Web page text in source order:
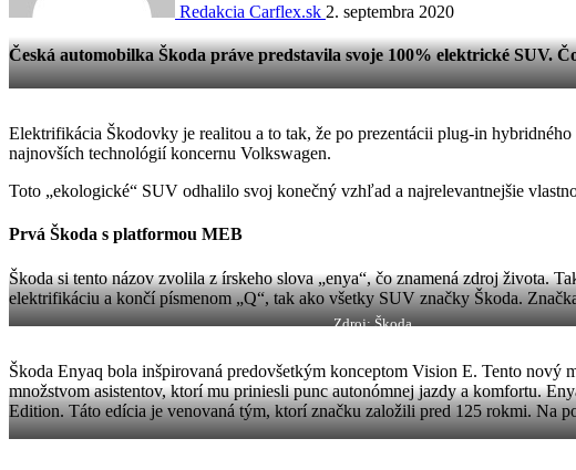
Redakcia Carflex.sk 2. septembra 2020
Česká automobilka Škoda práve predstavila svoje 100% elektrické SUV.
Elektrifikácia Škodovky je realitou a to tak, že po prezentácii plug-in
najnovších technológií koncernu Volkswagen.
Toto „ekologické“ SUV odhalilo svoj konečný vzhľad a najrelevantnejšie
Prvá Škoda s platformou MEB
Škoda si tento názov zvolila z írskeho slova „enya“, čo znamená zdroj života.
elektrifikáciu a končí písmenom „Q“, tak ako všetky SUV značky Škoda.
Zdroj: Škoda
Škoda Enyaq bola inšpirovaná predovšetkým konceptom Vision E. Tento
množstvom asistentov, ktorí mu priniesli punc autonómnej jazdy a komfortu.
Edition. Táto edícia je venovaná tým, ktorí značku založili pred 125 rokmi. Na